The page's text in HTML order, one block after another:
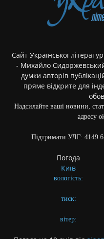
Сайт Української
- Михайло
думки авторів
пряме відкрите для
Надсилайте ваші новини,
адресу
Підтримати УЛГ: 4149
Погода
Київ
вологість:
тиск:
вітер: